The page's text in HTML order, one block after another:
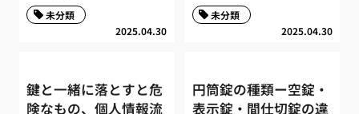
2025.04.30
未分類
2025.04.30
未分類
鍵と一緒に落とすと危
険なもの、個人情報流
円筒錠の種類ー空錠・
表示錠・間仕切錠の違